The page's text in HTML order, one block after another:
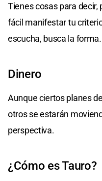
Tienes cosas para
fácil manifestar tu
escucha, busca la forma.
Dinero
Aunque ciertos planes
otros se estarán
perspectiva.
¿Cómo es Tauro?